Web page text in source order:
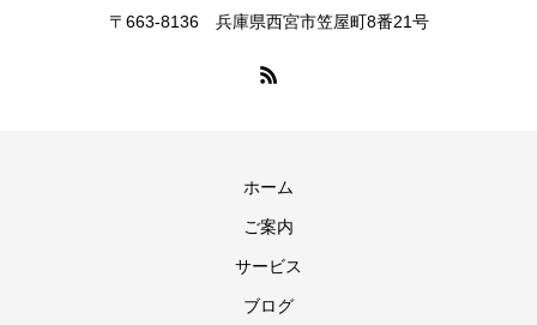
〒663-8136 兵庫県西宮市笠屋町8番21号
ホーム
ご案内
サービス
ブログ